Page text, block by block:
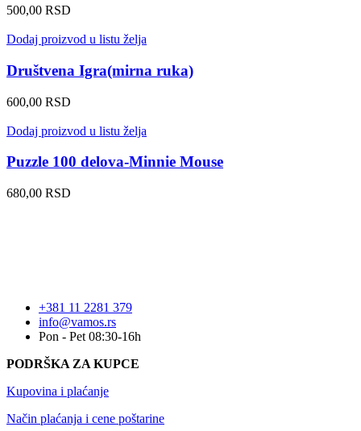
500,00 RSD
Dodaj proizvod u listu želja
Društvena Igra(mirna ruka)
600,00 RSD
Dodaj proizvod u listu želja
Puzzle 100 delova-Minnie Mouse
680,00 RSD
+381 11 2281 379
info@vamos.rs
Pon - Pet 08:30-16h
PODRŠKA ZA KUPCE
Kupovina i plaćanje
Način plaćanja i cene poštarine